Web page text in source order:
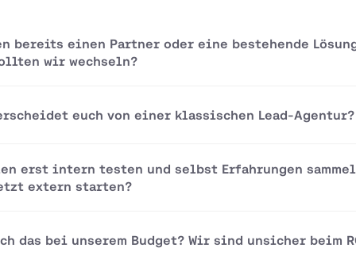
bereits einen Partner oder eine bestehende
wir wechseln?
euch von einer klassischen Lead-Agentur?
erst intern testen und selbst Erfahrungen
extern starten?
das bei unserem Budget? Wir sind unsicher beim